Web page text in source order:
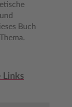
Buch
Links